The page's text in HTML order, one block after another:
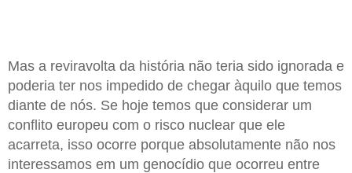
Mas a reviravolta da história não teria sido ignorada e
poderia ter nos impedido de chegar àquilo que temos
diante de nós. Se hoje temos que considerar um
conflito europeu com o risco nuclear que ele
acarreta, isso ocorre porque absolutamente não nos
interessamos em um genocídio que ocorreu entre